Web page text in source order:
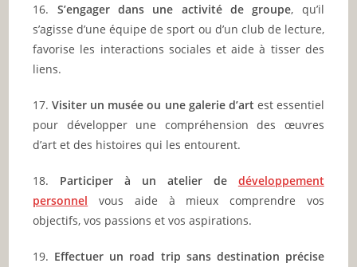
16. S’engager dans une activité de groupe, qu’il
s’agisse d’une équipe de sport ou d’un club de lecture,
favorise les interactions sociales et aide à tisser des
liens.
17.Visiter un musée ou une galerie d’art est essentiel
pour développer une compréhension des œuvres
d’art et des histoires qui les entourent.
18. Participer à un atelier de développement
personnel vous aide à mieux comprendre vos
objectifs, vos passions et vos aspirations.
19. Effectuer un road trip sans destination précise